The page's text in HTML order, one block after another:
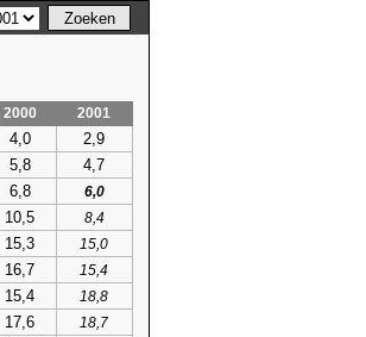
2000
2001
4,0 2,9
5,8 4,7
6,8
6,0
10,5
8,4
15,3
15,0
16,7
15,4
15,4
18,8
17,6
18,7